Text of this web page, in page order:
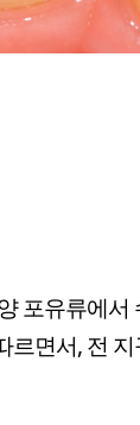
포유류에서
르면서, 전